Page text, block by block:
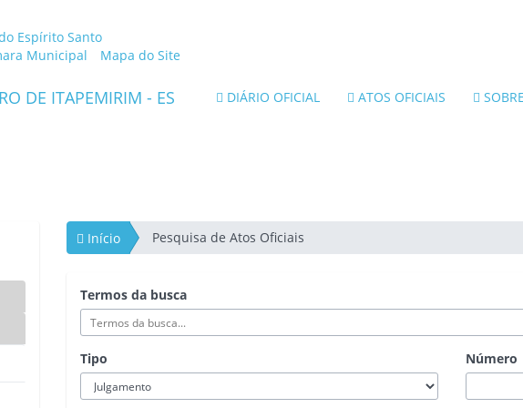
Link
externo
Portal
do
Santo
Municipal Mapa do Site
DIÁRIO OFICIAL ATOS OFICIAIS SOBRE
Início Pesquisa de Atos Oficiais
Termos da busca
Tipo Número